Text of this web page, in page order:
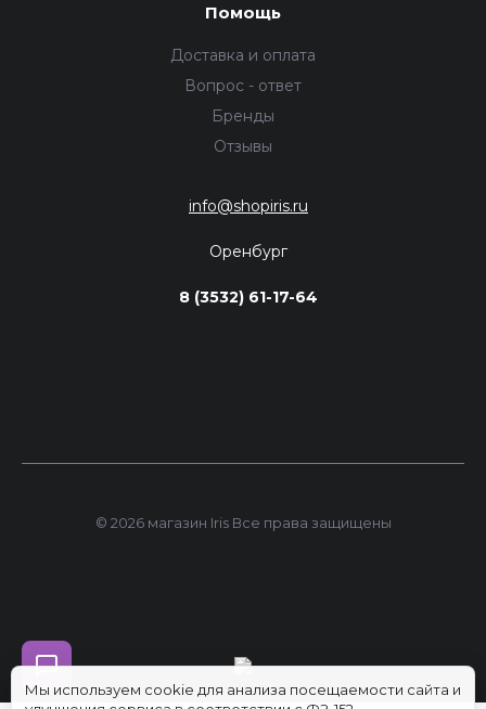
Помощь
Доставка и оплата
Вопрос - ответ
Бренды
Отзывы
info@shopiris.ru
Оренбург
8 (3532) 61-17-64
© 2026 магазин Iris Все права защищены
Мы используем cookie для анализа посещаемости сайта и